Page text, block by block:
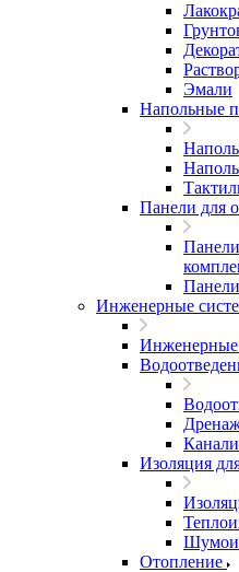
Эмали
Напольные
Панели для
Инженерные
Инженерные
Изоляция
Отопление